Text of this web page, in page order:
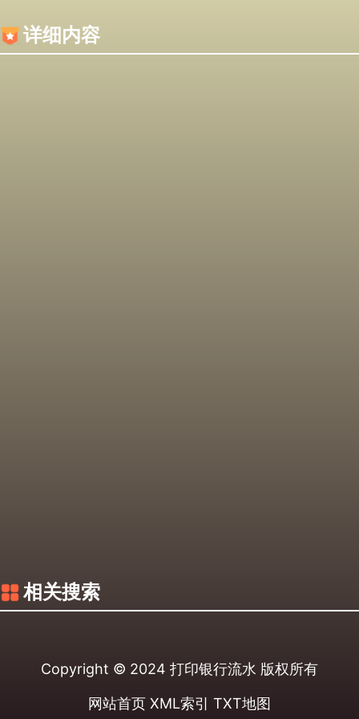
详细内容
相关搜索
Copyright © 2024 打印银行流水 版权所有
网站首页 XML索引 TXT地图